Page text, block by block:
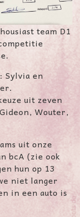
team D1
Sylvia en
uit zeven
Wouter,
uit onze
bcA (zie ook
hun op 13
niet langer
in een auto is